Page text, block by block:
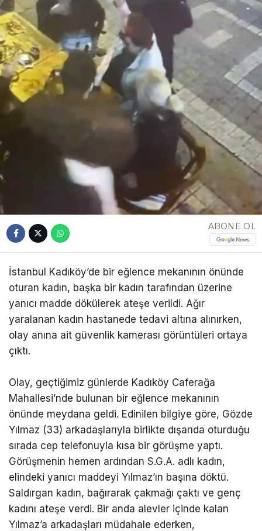
ABONE OL
İstanbul Kadıköy’de bir eğlence mekanının önünde
oturan kadın, başka bir kadın tarafından üzerine
yanıcı madde dökülerek ateşe verildi. Ağır
yaralanan kadın hastanede tedavi altına alınırken,
olay anına ait güvenlik kamerası görüntüleri ortaya
çıktı.
Olay, geçtiğimiz günlerde Kadıköy Caferağa
Mahallesi’nde bulunan bir eğlence mekanının
önünde meydana geldi. Edinilen bilgiye göre, Gözde
Yılmaz (33) arkadaşlarıyla birlikte dışarıda oturduğu
sırada cep telefonuyla kısa bir görüşme yaptı.
Görüşmenin hemen ardından S.G.A. adlı kadın,
elindeki yanıcı maddeyi Yılmaz’ın başına döktü.
Saldırgan kadın, bağırarak çakmağı çaktı ve genç
kadını ateşe verdi. Bir anda alevler içinde kalan
Yılmaz’a arkadaşları müdahale ederken,